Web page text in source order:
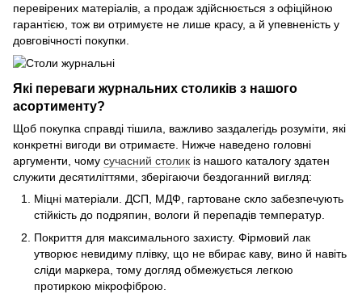
перевірених матеріалів, а продаж здійснюється з офіційною
гарантією, тож ви отримуєте не лише красу, а й упевненість у
довговічності покупки.
Які переваги журнальних столиків з нашого
асортименту?
Щоб покупка справді тішила, важливо заздалегідь розуміти, які
конкретні вигоди ви отримаєте. Нижче наведено головні
аргументи, чому сучасний столик із нашого каталогу здатен
служити десятиліттями, зберігаючи бездоганний вигляд:
Міцні матеріали. ДСП, МДФ, гартоване скло забезпечують
стійкість до подряпин, вологи й перепадів температур.
Покриття для максимального захисту. Фірмовий лак
утворює невидиму плівку, що не вбирає каву, вино й навіть
сліди маркера, тому догляд обмежується легкою
протиркою мікрофіброю.